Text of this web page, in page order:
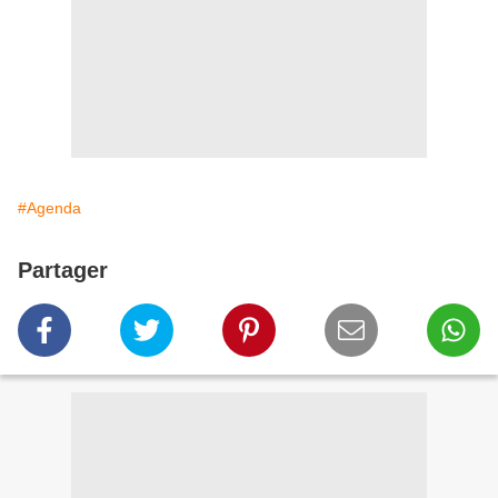
#Agenda
Partager